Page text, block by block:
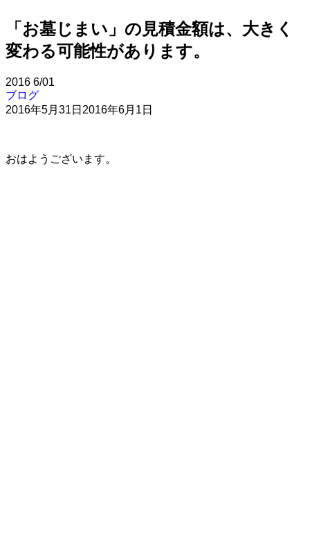
「お墓じまい」の見積金額は、大きく
変わる可能性があります。
2016 6/01
ブログ
2016年5月31日 2016年6月1日
おはようございます。